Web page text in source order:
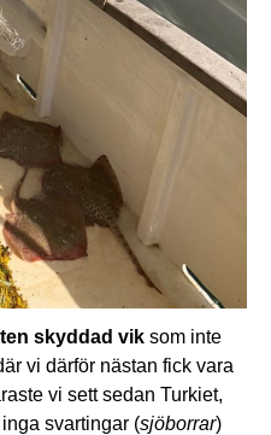
skyddad vik som inte
vi därför nästan fick vara
vi sett sedan Turkiet,
svartingar (sjöborrar)